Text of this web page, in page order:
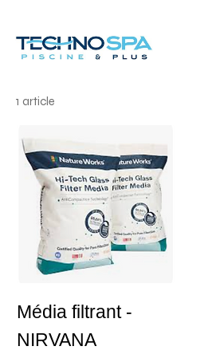
1 article
Média filtrant -
NIRVANA